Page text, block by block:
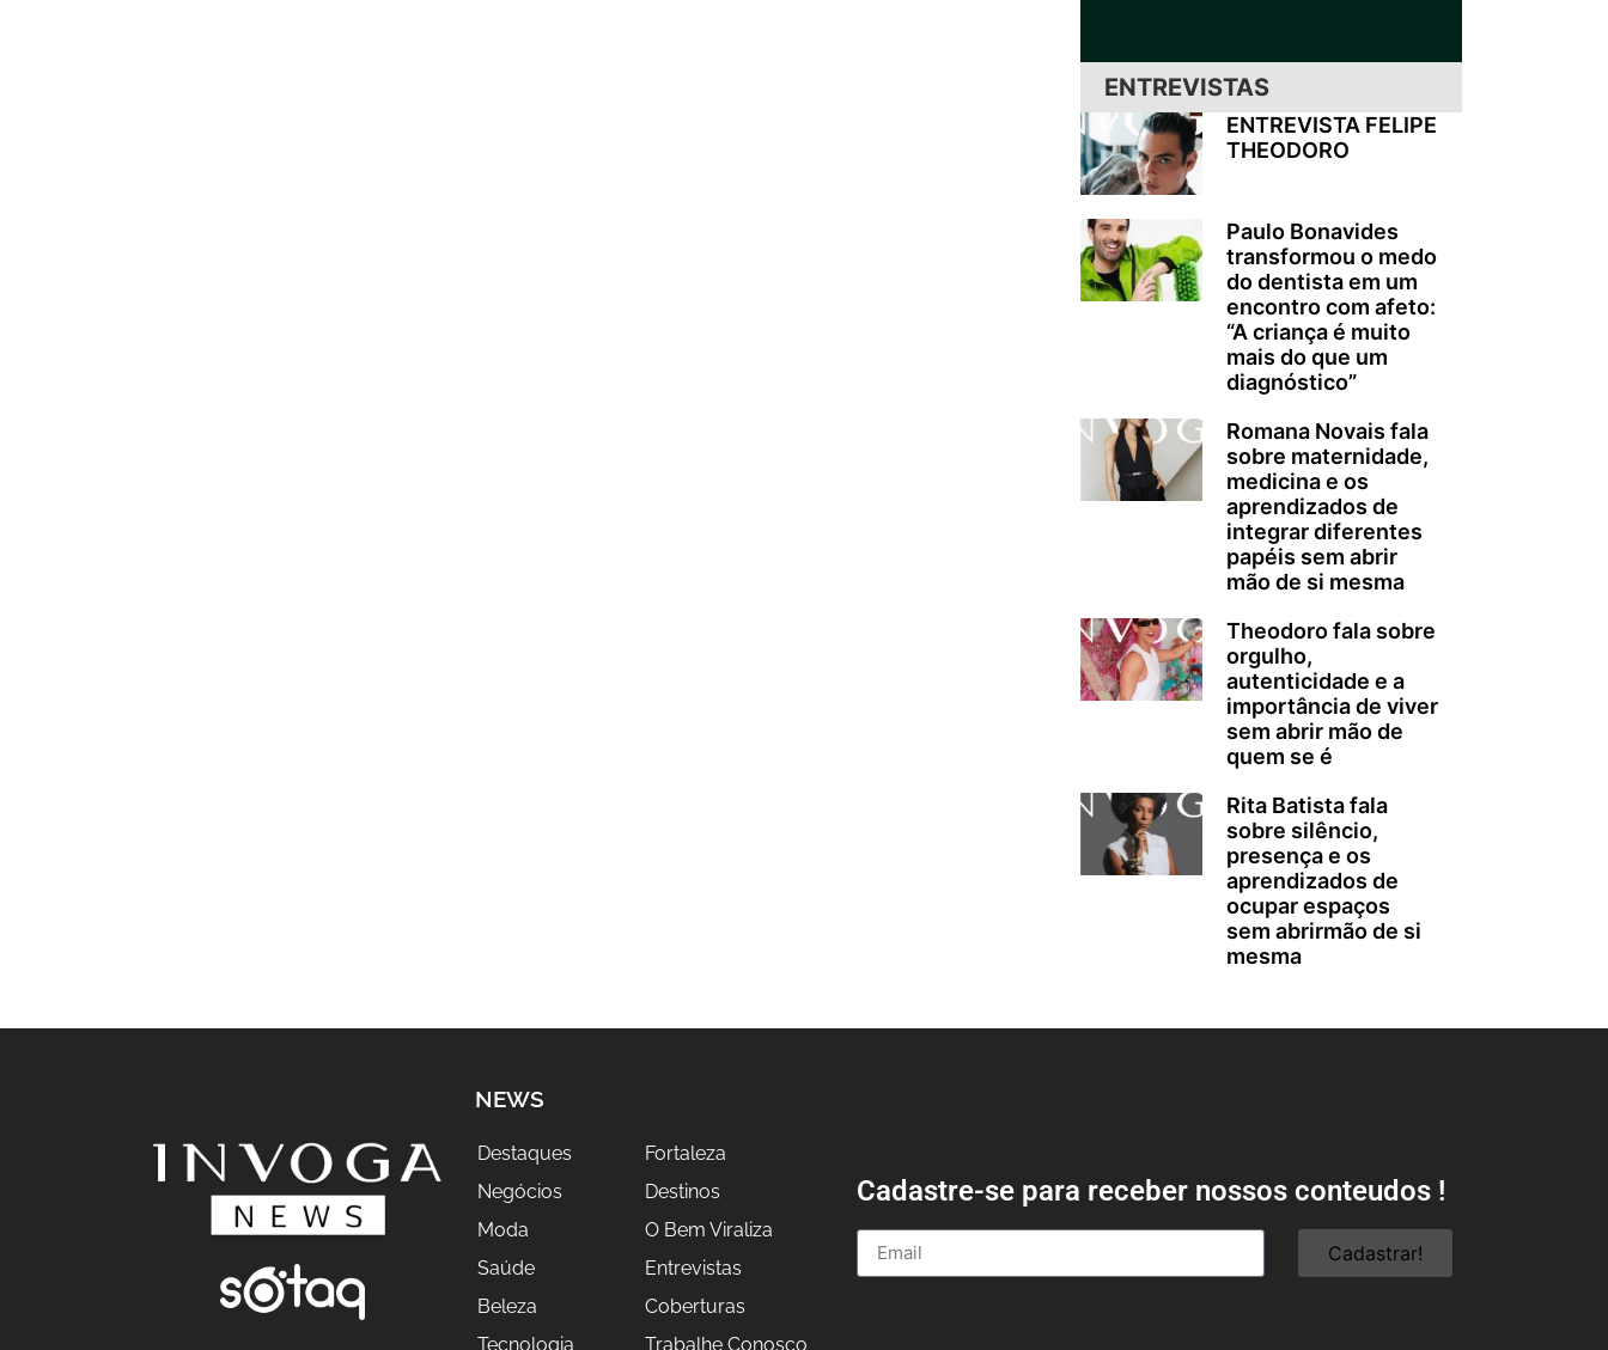
ENTREVISTAS
ENTREVISTA FELIPE
THEODORO
Paulo Bonavides
transformou o medo
do dentista em um
encontro com afeto:
“A criança é muito
mais do que um
diagnóstico”
Romana Novais fala
sobre maternidade,
medicina e os
aprendizados de
integrar diferentes
papéis sem abrir
mão de si mesma
Theodoro fala sobre
orgulho,
autenticidade e a
importância de viver
sem abrir mão de
quem se é
Rita Batista fala
sobre silêncio,
presença e os
aprendizados de
ocupar espaços
sem abrirmão de si
mesma
NEWS
Destaques
Negócios
Moda
Saúde
Beleza
Tecnologia
Fortaleza
Destinos
O Bem Viraliza
Entrevistas
Coberturas
Trabalhe Conosco
Cadastre-se para receber nossos conteudos !
Cadastrar!